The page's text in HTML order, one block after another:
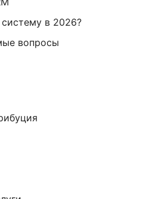
систему в 2026?
вопросы